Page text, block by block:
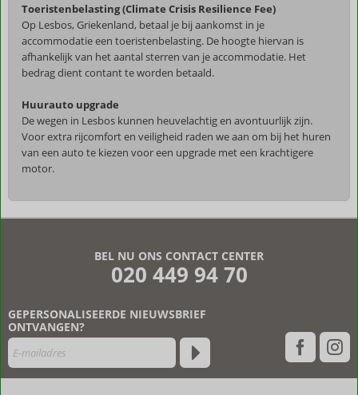
Toeristenbelasting (Climate Crisis Resilience Fee)
Op Lesbos, Griekenland, betaal je bij aankomst in je
accommodatie een toeristenbelasting. De hoogte hiervan is
afhankelijk van het aantal sterren van je accommodatie. Het
bedrag dient contant te worden betaald.
Huurauto upgrade
De wegen in Lesbos kunnen heuvelachtig en avontuurlijk zijn.
Voor extra rijcomfort en veiligheid raden we aan om bij het huren
van een auto te kiezen voor een upgrade met een krachtigere
motor.
na
hun
verblijf
in
BEL NU ONS CONTACT CENTER
020 449 94 70
GEPERSONALISEERDE NIEUWSBRIEF
ONTVANGEN?